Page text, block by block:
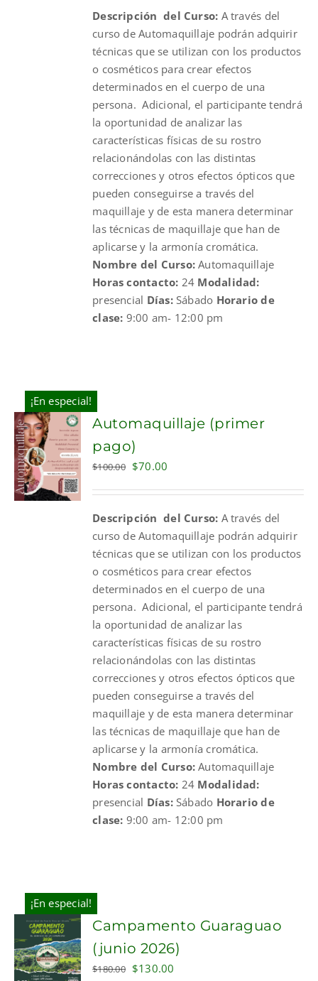
$210.00.$190.00.
Descripción del Curso: A través del
curso de Automaquillaje podrán adquirir
técnicas que se utilizan con los productos
o cosméticos para crear efectos
determinados en el cuerpo de una
persona. Adicional, el participante tendrá
la oportunidad de analizar las
características físicas de su rostro
relacionándolas con las distintas
correcciones y otros efectos ópticos que
pueden conseguirse a través del
maquillaje y de esta manera determinar
las técnicas de maquillaje que han de
aplicarse y la armonía cromática.
Nombre del Curso:Automaquillaje
Horas contacto: 24 Modalidad:
presencial Días:Sábado Horario de
clase: 9:00 am- 12:00 pm
¡En especial!
CART
Automaquillaje (primer
pago)
$100.00 Original
$100.00.
$70.00
$70.00.
Descripción del Curso: A través del
curso de Automaquillaje podrán adquirir
técnicas que se utilizan con los productos
o cosméticos para crear efectos
determinados en el cuerpo de una
persona. Adicional, el participante tendrá
la oportunidad de analizar las
características físicas de su rostro
relacionándolas con las distintas
correcciones y otros efectos ópticos que
pueden conseguirse a través del
maquillaje y de esta manera determinar
las técnicas de maquillaje que han de
aplicarse y la armonía cromática.
Nombre del Curso:Automaquillaje
Horas contacto: 24 Modalidad:
presencial Días:Sábado Horario de
clase: 9:00 am- 12:00 pm
¡En especial!
ADD TO
CART
Campamento Guaraguao
(junio 2026)
$180.00 Original
$130.00